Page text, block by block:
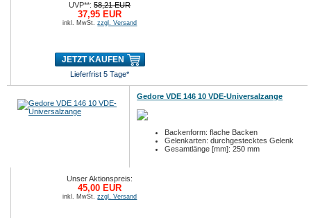
UVP**:58,21 EUR
37,95 EUR
inkl. MwSt.zzgl. Versand
JETZT KAUFEN
Lieferfrist 5 Tage*
Gedore VDE 146 10 VDE-Universalzange
Backenform: flache Backen
Gelenkarten: durchgestecktes Gelenk
Gesamtlänge [mm]: 250 mm
Unser Aktionspreis:
45,00 EUR
inkl. MwSt.zzgl. Versand